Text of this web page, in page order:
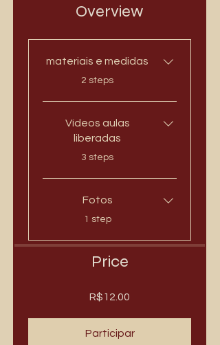
Overview
materiais e medidas
.
2 steps
Vídeos aulas
liberadas
.
3 steps
Fotos
.
1 step
Price
R$12.00
Participar